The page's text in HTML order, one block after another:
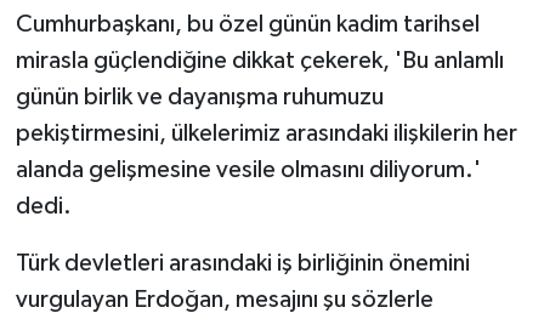
Cumhurbaşkanı, bu özel günün kadim tarihsel
mirasla güçlendiğine dikkat çekerek, 'Bu anlamlı
günün birlik ve dayanışma ruhumuzu
pekiştirmesini, ülkelerimiz arasındaki ilişkilerin her
alanda gelişmesine vesile olmasını diliyorum.'
dedi.
Türk devletleri arasındaki iş birliğinin önemini
vurgulayan Erdoğan, mesajını şu sözlerle